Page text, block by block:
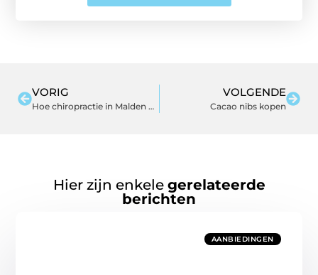
VORIG
Hoe chiropractie in Malden kan bijdragen aan jouw algehele welzijn
VOLGENDE
Cacao nibs kopen
Hier zijn enkele gerelateerde
berichten
AANBIEDINGEN